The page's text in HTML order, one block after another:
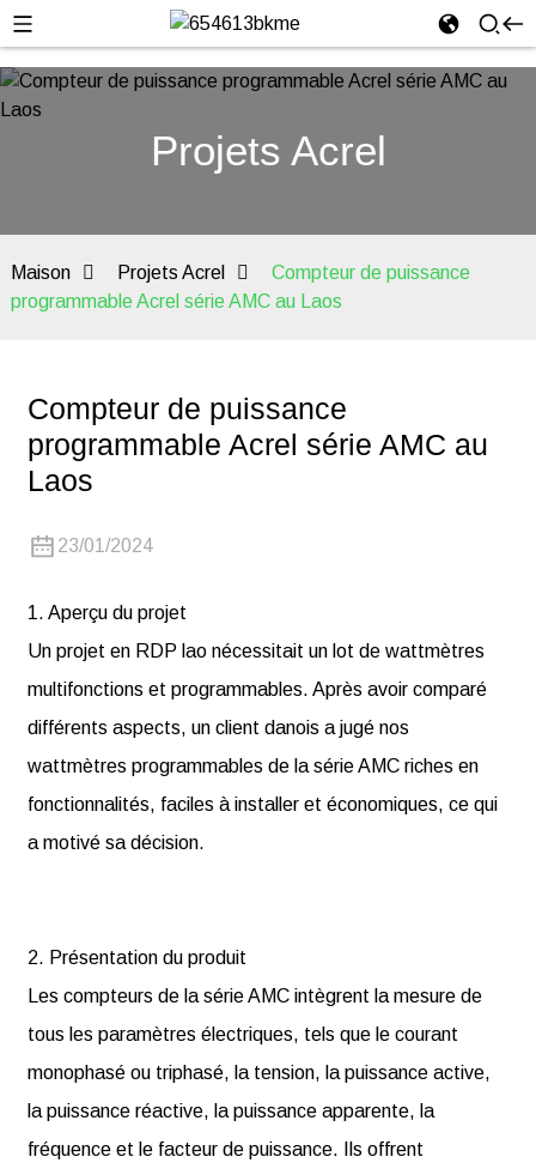
Projets Acrel
Maison Projets Acrel
Compteur de puissance
programmable Acrel série AMC au Laos
Compteur de puissance
programmable Acrel série AMC au
Laos
23/01/2024
1. Aperçu du projet
Un projet en RDP lao nécessitait un lot de wattmètres
multifonctions et programmables. Après avoir comparé
différents aspects, un client danois a jugé nos
wattmètres programmables de la série AMC riches en
fonctionnalités, faciles à installer et économiques, ce qui
a motivé sa décision.
2. Présentation du produit
Les compteurs de la série AMC intègrent la mesure de
tous les paramètres électriques, tels que le courant
monophasé ou triphasé, la tension, la puissance active,
la puissance réactive, la puissance apparente, la
fréquence et le facteur de puissance. Ils offrent